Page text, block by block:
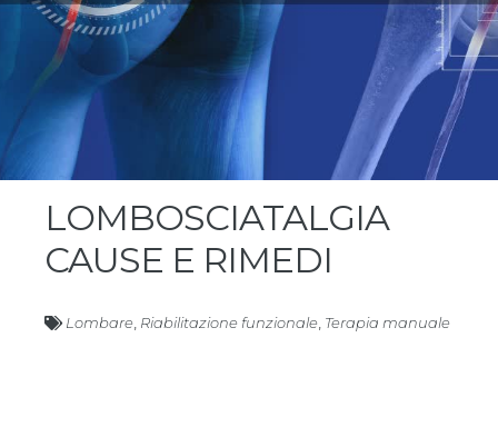
LOMBOSCIATALGIA
CAUSE E RIMEDI
Lombare Riabilitazione funzionale Terapia manuale